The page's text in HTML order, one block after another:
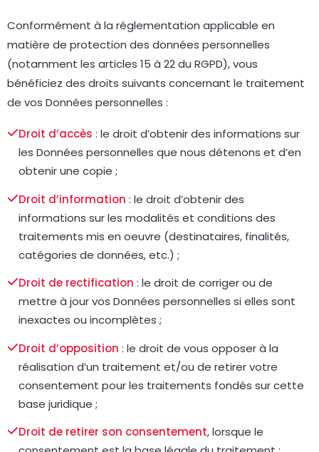
Conformément à la réglementation applicable en
matière de protection des données personnelles
(notamment les articles 15 à 22 du RGPD), vous
bénéficiez des droits suivants concernant le traitement
de vos Données personnelles :
Droit d’accès : le droit d’obtenir des informations sur
les Données personnelles que nous détenons et d’en
obtenir une copie ;
Droit d’information : le droit d’obtenir des
informations sur les modalités et conditions des
traitements mis en oeuvre (destinataires, finalités,
catégories de données, etc.) ;
Droit de rectification : le droit de corriger ou de
mettre à jour vos Données personnelles si elles sont
inexactes ou incomplètes ;
Droit d’opposition : le droit de vous opposer à la
réalisation d’un traitement et/ou de retirer votre
consentement pour les traitements fondés sur cette
base juridique ;
Droit de retirer son consentement, lorsque le